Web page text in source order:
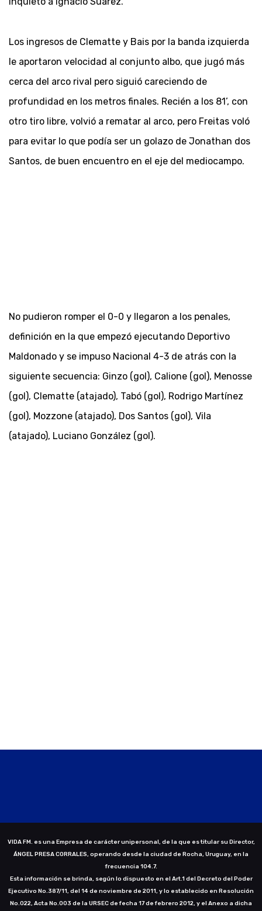
Los ingresos de Clematte y Bais por la banda izquierda
le aportaron velocidad al conjunto albo, que jugó más
cerca del arco rival pero siguió careciendo de
profundidad en los metros finales. Recién a los 81’, con
otro tiro libre, volvió a rematar al arco, pero Freitas voló
para evitar lo que podía ser un golazo de Jonathan dos
Santos, de buen encuentro en el eje del mediocampo.
No pudieron romper el 0-0 y llegaron a los penales,
definición en la que empezó ejecutando Deportivo
Maldonado y se impuso Nacional 4-3 de atrás con la
siguiente secuencia: Ginzo (gol), Calione (gol), Menosse
(gol), Clematte (atajado), Tabó (gol), Rodrigo Martínez
(gol), Mozzone (atajado), Dos Santos (gol), Vila
(atajado), Luciano González (gol).
VIDA FM. es una Empresa de carácter unipersonal, de la que es titular su Director,
ÁNGEL PRESA CORRALES, operando desde la ciudad de Rocha, Uruguay, en la
frecuencia 104.7.
Esta información se brinda, según lo dispuesto en el Art.1 del Decreto del Poder
Ejecutivo No.387/11, del 14 de noviembre de 2011, y lo establecido en Resolución
No.022, Acta No.003 de la URSEC de fecha 17 de febrero 2012, y el Anexo a dicha